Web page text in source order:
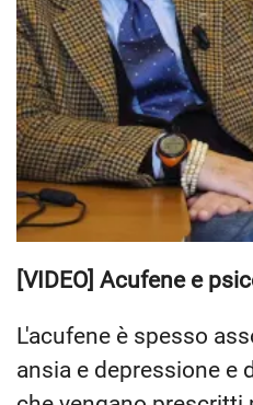
[VIDEO] Acufene e
L'acufene è spesso
ansia e depressione e